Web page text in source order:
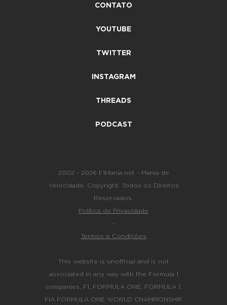
CONTATO
YOUTUBE
TWITTER
INSTAGRAM
THREADS
PODCAST
2002 - 2026 F1Mania.net - Mania de
Velocidade. Copyright. Todos os Direitos
Reservados.
Política de Privacidade
-
Termos e Condições
This website is unofficial and is not
associated in any way with the Formula 1
companies. F1, FORMULA ONE, FORMULA 1,
FIA FORMULA ONE WORLD CHAMPIONSHIP,